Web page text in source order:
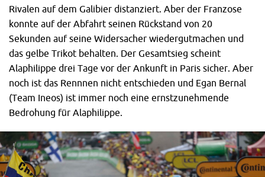
Rivalen auf dem Galibier distanziert. Aber der Franzose
konnte auf der Abfahrt seinen Rückstand von 20
Sekunden auf seine Widersacher wiedergutmachen und
das gelbe Trikot behalten. Der Gesamtsieg scheint
Alaphilippe drei Tage vor der Ankunft in Paris sicher. Aber
noch ist das Rennnen nicht entschieden und Egan Bernal
(Team Ineos) ist immer noch eine ernstzunehmende
Bedrohung für Alaphilippe.